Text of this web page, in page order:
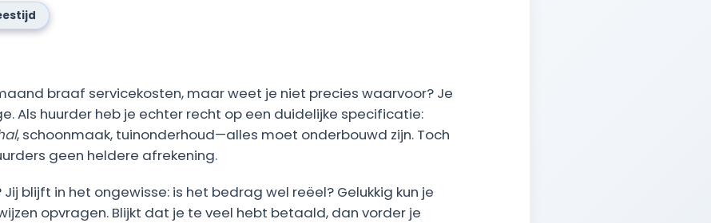
braaf servicekosten, maar weet je niet precies waarvoor? Je
Als huurder heb je echter recht op een duidelijke specificatie:
, schoonmaak, tuinonderhoud—alles moet onderbouwd zijn. Toch
geen heldere afrekening.
blijft in het ongewisse: is het bedrag wel reëel? Gelukkig kun je
opvragen. Blijkt dat je te veel hebt betaald, dan vorder je